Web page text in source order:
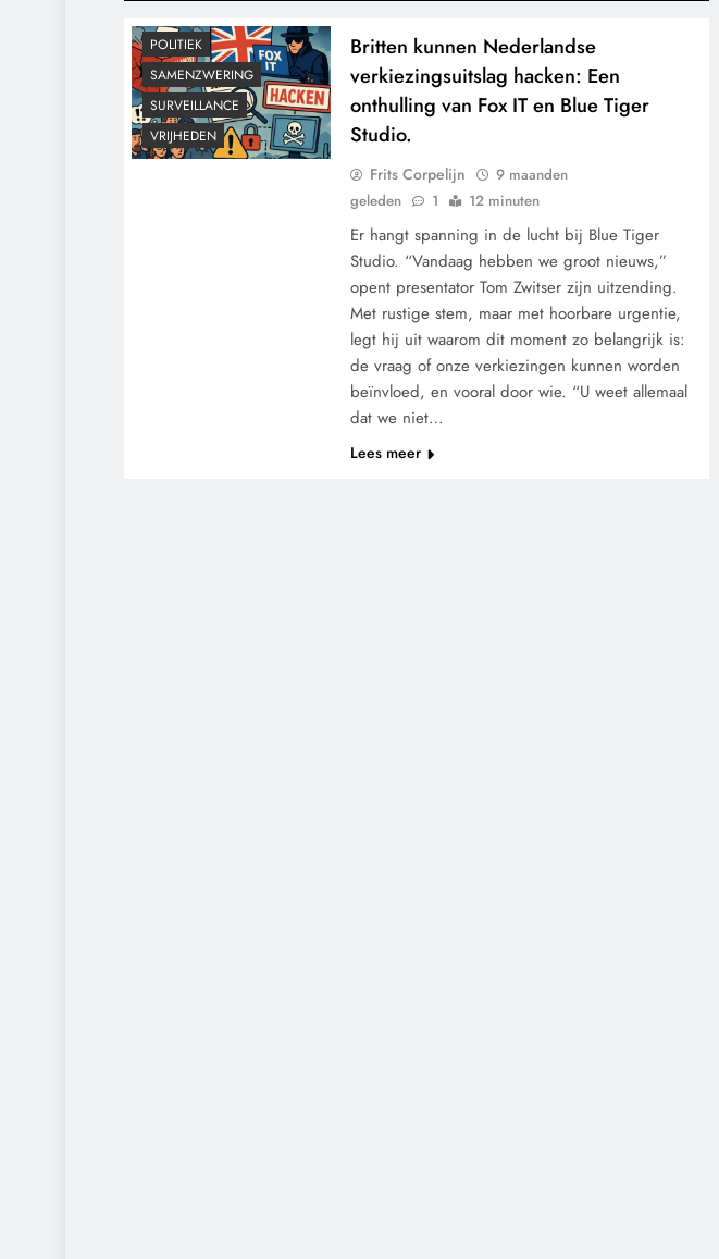
POLITIEK
SAMENZWERING
SURVEILLANCE
VRIJHEDEN
Britten kunnen Nederlandse
verkiezingsuitslag hacken: Een
onthulling van Fox IT en Blue Tiger
Studio.
Frits Corpelijn
9 maanden
geleden
1 12 minuten
Er hangt spanning in de lucht bij Blue Tiger
Studio. “Vandaag hebben we groot nieuws,”
opent presentator Tom Zwitser zijn uitzending.
Met rustige stem, maar met hoorbare urgentie,
legt hij uit waarom dit moment zo belangrijk is:
de vraag of onze verkiezingen kunnen worden
beïnvloed, en vooral door wie. “U weet allemaal
dat we niet…
Lees meer